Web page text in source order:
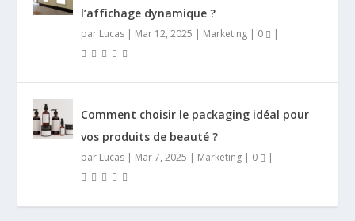
l’affichage dynamique ?
par Lucas | Mar 12, 2025 | Marketing | 0 |
Comment choisir le packaging idéal pour
vos produits de beauté ?
par Lucas | Mar 7, 2025 | Marketing | 0 |